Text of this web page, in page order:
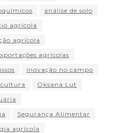
análise de solo
agrícola
agrícola
agrícolas
inovação no campo
Oksana Lut
Segurança Alimentar
agrícola